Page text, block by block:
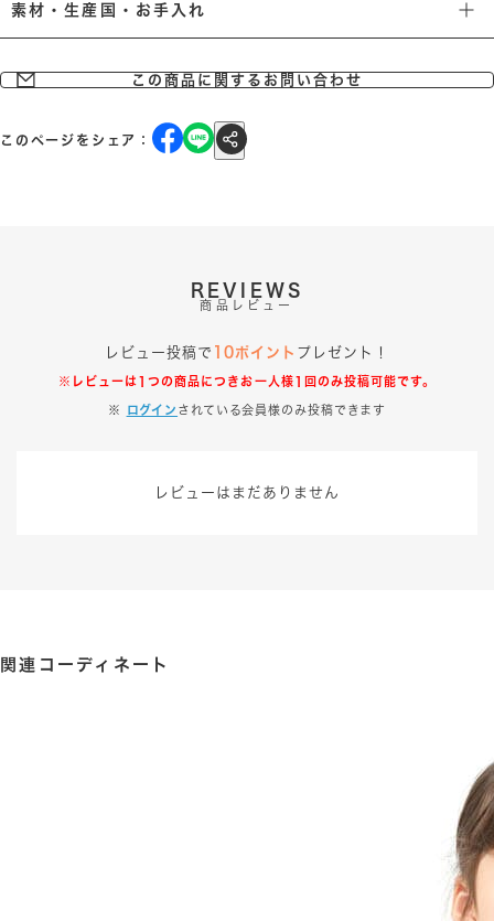
素材・生産国・お手入れ
この商品に関するお問い合わせ
このページをシェア：
REVIEWS
商品レビュー
レビュー投稿で 10ポイント プレゼント！
※レビューは1つの商品につきお一人様1回のみ投稿可能です。
※ ログイン されている会員様のみ投稿できます
レビューはまだありません
関連コーディネート